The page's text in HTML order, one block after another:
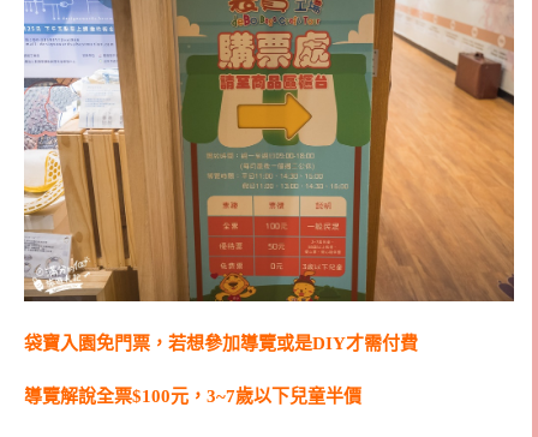
袋寶入園免門票，若想參加導覽或是DIY才需付費
導覽解說全票$100元，3~7歲以下兒童半價